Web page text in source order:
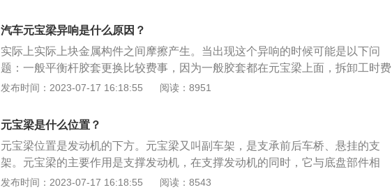
副车架，是汽车底盘结构的一部分，副车架的主要作用的连接固定悬挂系统的零
件，车身直接和副车架连接，这样可以增加车辆的结构强度，降低悬挂系统震动
对车身的影响，提高车辆的舒适性，是车辆底盘结构重要的部件。更换副车架：
更换副车架对车辆本身影响不大，只要新的副车架没有质量问题就可以，如果副
车架受损更换以后不会影响车辆操控性和行驶稳定性。
汽车元宝梁异响是什么原因？
实际上实际上块金属构件之间摩擦产生。当出现这个异响的时候可能是以下问
题：一般平衡杆胶套更换比较费事，因为一般胶套都在元宝梁上面，拆卸工时费
比较高。如果胶套磨损比较严重会出现咕咚咕咚跟沉闷的声音，如果磨损不严重
宝梁本体，元宝梁本体由C型支撑架、连接支架和连接铰轴构成，在C型支撑架两
端通过两个连接铰轴各铰接一个连接支架。活动结构：本实用新型一种铰接式元
宝梁将整体结构的元宝梁改为C型支撑架与连接支架通过连接铰轴的结构，在使
用过程中连接支架和C型支撑架都是活动结构，通过连接铰轴的活动减少铰接部
位的受力，减轻磨损；在使用过程中，即使连接部位磨损，也可以通过对连接铰
发布时间：2023-07-17 16:18:55 阅读：8951
元宝梁是什么位置？
元宝梁位置是发动机的下方。元宝梁又叫副车架，是支承前后车桥、悬挂的支
架。元宝梁的主要作用是支撑发动机，在支撑发动机的同时，它与底盘部件相
连。它是发动机舱中非常重要的部件。一旦损坏，就需要更换，同时保养会影响
发布时间：2023-07-17 16:18:55 阅读：8543